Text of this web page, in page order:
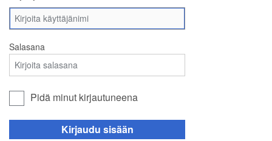
Salasana
Pidä minut kirjautuneena
Kirjaudu sisään